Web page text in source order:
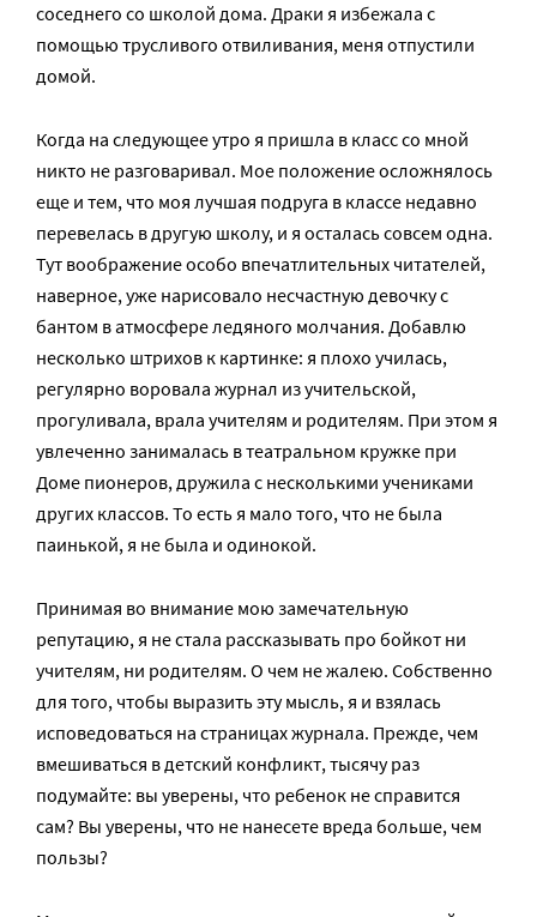
соседнего со школой дома. Драки я избежала с
помощью трусливого отвиливания, меня отпустили
домой.
Когда на следующее утро я пришла в класс со мной
никто не разговаривал. Мое положение осложнялось
еще и тем, что моя лучшая подруга в классе недавно
перевелась в другую школу, и я осталась совсем одна.
Тут воображение особо впечатлительных читателей,
наверное, уже нарисовало несчастную девочку с
бантом в атмосфере ледяного молчания. Добавлю
несколько штрихов к картинке: я плохо училась,
регулярно воровала журнал из учительской,
прогуливала, врала учителям и родителям. При этом я
увлеченно занималась в театральном кружке при
Доме пионеров, дружила с несколькими учениками
других классов. То есть я мало того, что не была
паинькой, я не была и одинокой.
Принимая во внимание мою замечательную
репутацию, я не стала рассказывать про бойкот ни
учителям, ни родителям. О чем не жалею. Собственно
для того, чтобы выразить эту мысль, я и взялась
исповедоваться на страницах журнала. Прежде, чем
вмешиваться в детский конфликт, тысячу раз
подумайте: вы уверены, что ребенок не справится
сам? Вы уверены, что не нанесете вреда больше, чем
пользы?